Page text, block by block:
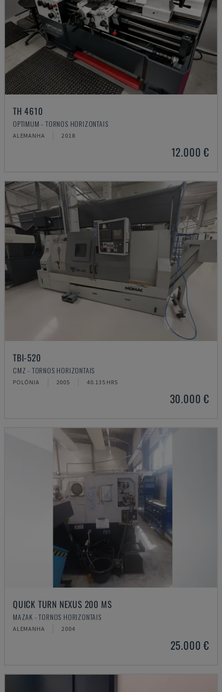
TH 4610
OPTIMUM - TORNOS HORIZONTAIS
ALEMANHA 2018
12.000 €
TBI-520
CMZ - TORNOS HORIZONTAIS
POLÓNIA 2005 40.135 HRS
30.000 €
QUICK TURN NEXUS 200 MS
MAZAK - TORNOS HORIZONTAIS
ALEMANHA 2004
25.000 €